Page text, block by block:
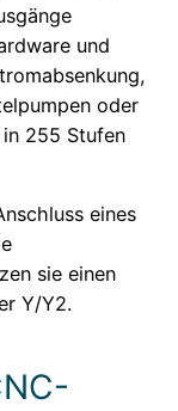
und
oder
255 Stufen
eines
sie einen
Y/Y2.